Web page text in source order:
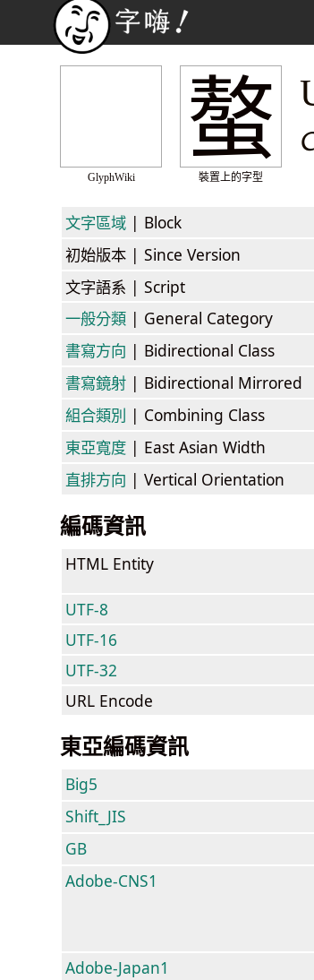
GlyphWiki
螯
裝置上的字型
文字區域 | Block
初始版本 | Since Version
文字語系 | Script
一般分類 | General Category
書寫方向 | Bidirectional Class
書寫鏡射 | Bidirectional Mirrored
組合類別 | Combining Class
東亞寬度 | East Asian Width
直排方向 | Vertical Orientation
編碼資訊
HTML Entity
UTF-8
UTF-16
UTF-32
URL Encode
東亞編碼資訊
Big5
Shift_JIS
GB
Adobe-CNS1
Adobe-Japan1